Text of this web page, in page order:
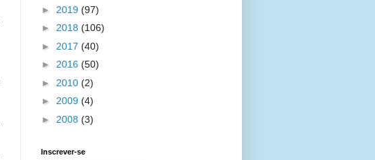
► 2019 (97)
► 2018 (106)
► 2017 (40)
► 2016 (50)
► 2010 (2)
► 2009 (4)
► 2008 (3)
Inscrever-se